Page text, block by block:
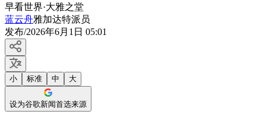
早看世界·大雅之堂
蓝云舟雅加达特派员
发布/2026年6月1日 05:01
小 标准 中 大
设为谷歌新闻首选来源